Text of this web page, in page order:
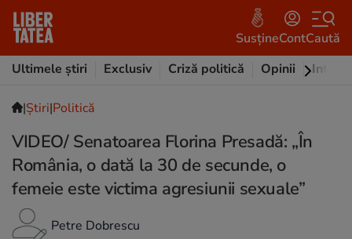
SusțineContCaută
Ultimele știri
Exclusiv Criză politică Opinii
|Ştiri|Politică
VIDEO/ Senatoarea Florina Presadă: „În
România, o dată la 30 de secunde, o
femeie este victima agresiunii sexuale”
Petre Dobrescu